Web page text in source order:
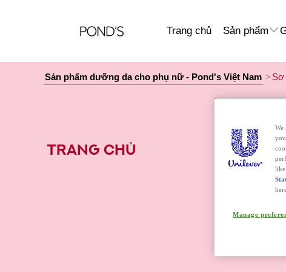
Trang chủ Sản phẩm
Sản phẩm dưỡng da cho phụ nữ - Pond's Việt Nam Sơ
Trang chủ
We
like
Manage